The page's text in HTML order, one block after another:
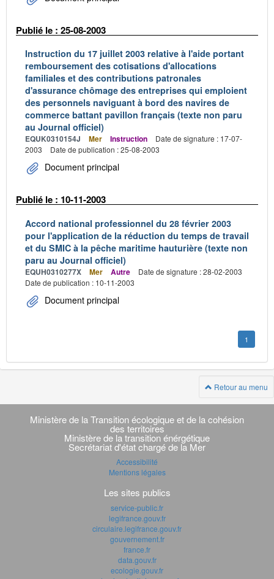
Publié le : 25-08-2003
Instruction du 17 juillet 2003 relative à l'aide portant
remboursement des cotisations d'allocations
familiales et des contributions patronales
d'assurance chômage des entreprises qui emploient
des personnels naviguant à bord des navires de
commerce battant pavillon français (texte non paru
au Journal officiel)
EQUK0310154J Mer Instruction
Date de signature : 17-07-
2003
Date de publication : 25-08-2003
Document principal
Publié le : 10-11-2003
Accord national professionnel du 28 février 2003
pour l'application de la réduction du temps de travail
et du SMIC à la pêche maritime hauturière (texte non
paru au Journal officiel)
EQUH0310277X Mer Autre
Date de signature : 28-02-2003
Date de publication : 10-11-2003
Document principal
1
Retour au menu
Navigation
transverse
Ministère de la Transition écologique et de la cohésion
des territoires
Ministère de la transition énérgétique
Secrétariat d'état chargé de la Mer
Accessibilité
Mentions légales
Les sites publics
service-public.fr
legifrance.gouv.fr
circulaire.legifrance.gouv.fr
gouvernement.fr
france.fr
data.gouv.fr
ecologie.gouv.fr